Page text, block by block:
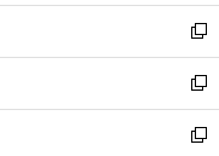
開
く
ン
ド
ウ
で
開
く
ウ
ィ
ン
ド
ウ
で
し
い
ウ
ィ
ン
ド
新
し
い
ウ
ィ
新
し
い
新